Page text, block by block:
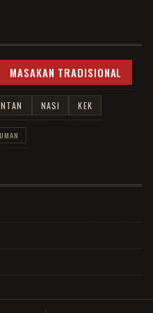
MASAKAN TRADISIONAL
NASI KEK